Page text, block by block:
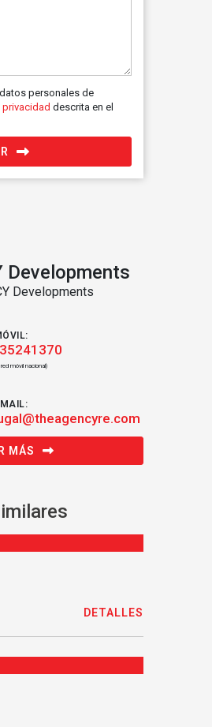
personales de
descrita en el
Developments
móvil nacional)
MÁS
DETALLES